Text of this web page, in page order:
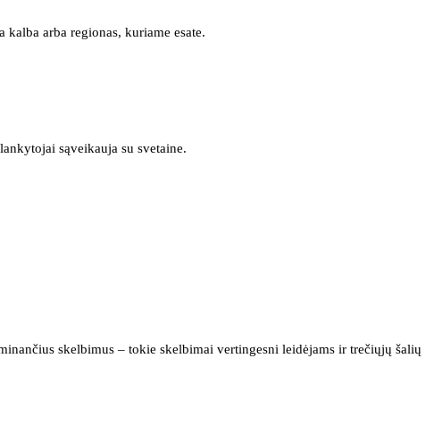
arba regionas, kuriame esate.
sąveikauja su svetaine.
skelbimus – tokie skelbimai vertingesni leidėjams ir trečiųjų šalių